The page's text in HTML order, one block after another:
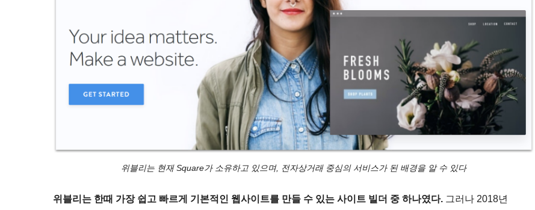
위블리는 현재 Square가 소유하고 있으며, 전자상거래 중심의 서비스가 된 배경을 알 수 있다
위블리는 한때 가장 쉽고 빠르게 기본적인 웹사이트를 만들 수 있는 사이트 빌더 중 하나였다. 그러나 2018년